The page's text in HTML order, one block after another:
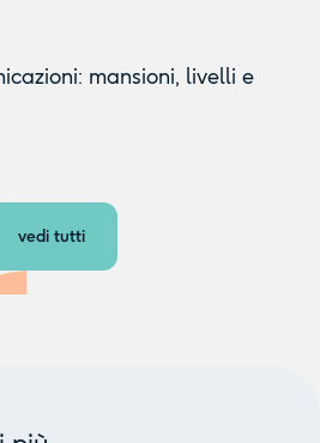
mansioni, livelli e
vedi tutti